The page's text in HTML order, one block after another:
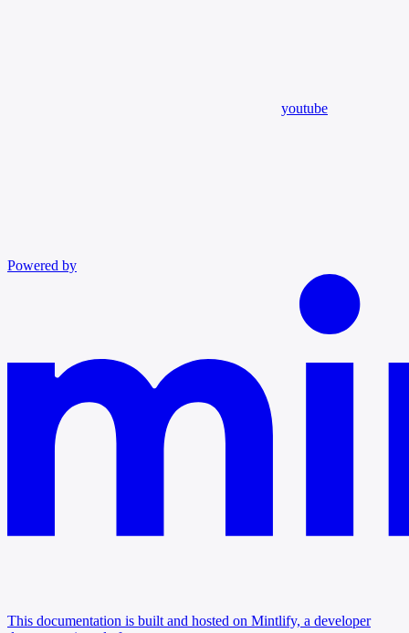
youtube
Powered by
This documentation is built and hosted on Mintlify, a developer